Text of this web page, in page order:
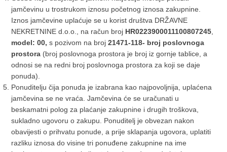
jamčevinu u trostrukom iznosu početnog iznosa zakupnine.
Iznos jamčevine uplaćuje se u korist društva DRŽAVNE
NEKRETNINE d.o.o., na račun broj HR0223900011100807245
model: 00, s pozivom na broj21471-118- broj poslovnoga
prostora (broj poslovnoga prostora je broj iz gornje tablice, a
odnosi se na redni broj poslovnoga prostora za koji se daje
ponuda).
Ponuditelju čija ponuda je izabrana kao najpovoljnija, uplaćena
jamčevina se ne vraća. Jamčevina će se uračunati u
beskamatni polog za plaćanje zakupnine i drugih troškova,
sukladno ugovoru o zakupu. Ponuditelj je obvezan nakon
obavijesti o prihvatu ponude, a prije sklapanja ugovora, uplatiti
razliku iznosa do visine tri ponuđene zakupnine na ime